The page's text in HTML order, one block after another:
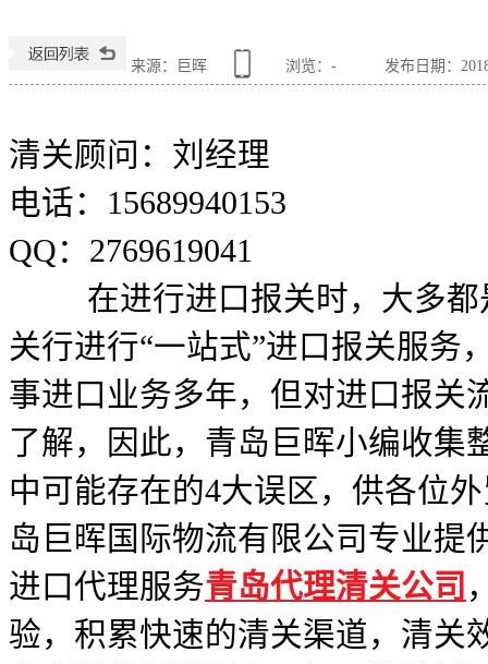
来源：巨晖 浏览： - 发布日期：
清关顾问：刘经理
电话：15689940153
QQ：2769619041
在进行进口报关时，大多都
关行进行“一站式”进口报关服务
事进口业务多年，但对进口报关
了解，因此，青岛巨晖小编收集
中可能存在的4大误区，供各位
岛巨晖国际物流有限公司专业提
进口代理服务青岛代理清关公司
验，积累快速的清关渠道，清关